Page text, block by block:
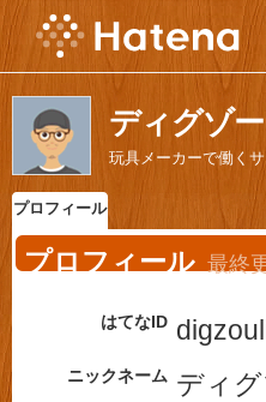
ディグゾ
玩具メーカーで働く
プロフィール
プロフィール 最終
はてなID
ニックネーム ディ